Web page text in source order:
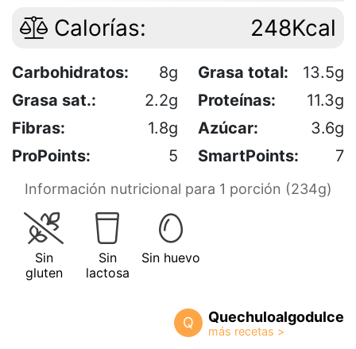
Calorías: 248Kcal
Carbohidratos: 8g Grasa total:
13.5g
Grasa sat.:
2.2g Proteínas:
11.3g
Fibras:
1.8g Azúcar:
3.6g
ProPoints:
5 SmartPoints: 7
Información nutricional para 1 porción (234g)
Sin
gluten
Sin
lactosa
Sin huevo
Q Quechuloalgodulce